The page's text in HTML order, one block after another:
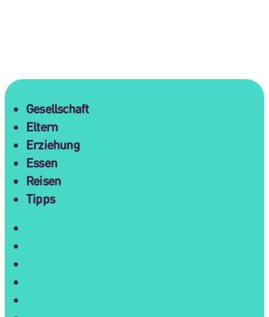
Gesellschaft
Eltern
Erziehung
Essen
Reisen
Tipps